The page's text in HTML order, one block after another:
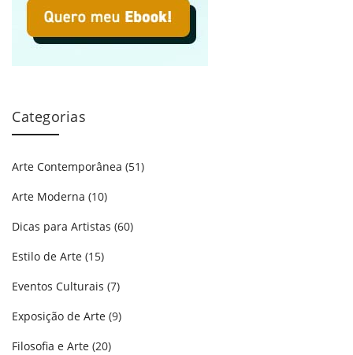
Categorias
Arte Contemporânea (51)
Arte Moderna (10)
Dicas para Artistas (60)
Estilo de Arte (15)
Eventos Culturais (7)
Exposição de Arte (9)
Filosofia e Arte (20)